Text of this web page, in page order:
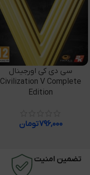
افزودن به سبد خرید
سی دی کی اورجینال
Civilization V Complete
Edition
۷۹۶,۰۰۰تومان
تضمین امنیت